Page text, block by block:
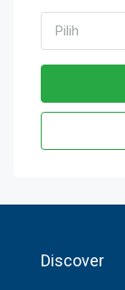
Pilih
Discover